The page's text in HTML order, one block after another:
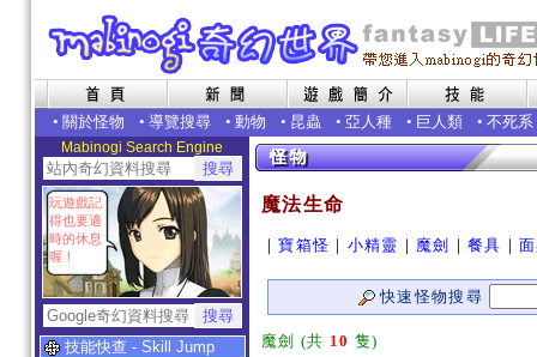
• 關於怪物 • 導覽搜尋 • 動物 • 昆蟲 • 亞人種 • 巨人類 • 不死系
Mabinogi Search Engine
玩遊戲記
得也要適
時的休息
喔！
技能快查 - Skill Jump
魔法生命
｜寶箱怪 ｜ 小精靈 ｜ 魔劍 ｜餐具 ｜
快速怪物搜尋
魔劍 (共 10 隻)